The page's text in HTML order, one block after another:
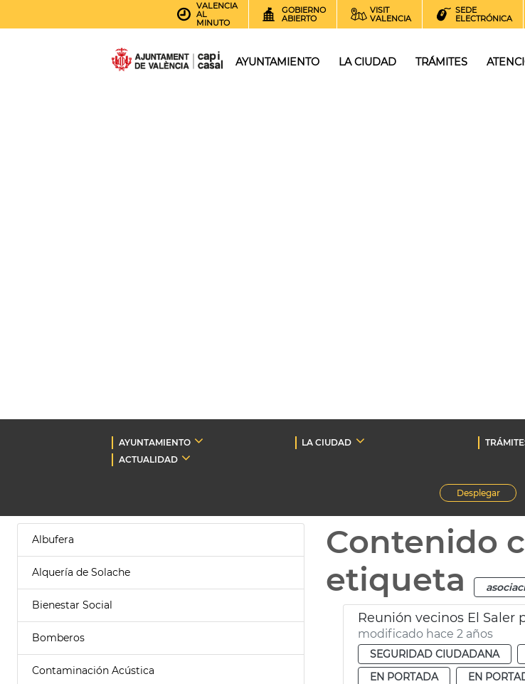
VALENCIA
AL
MINUTO
GOBIERNO
ABIERTO
VISIT
VALENCIA
SEDE
ELECTRÓNICA
AYUNTAMIENTO LA CIUDAD TRÁMITES
AYUNTAMIENTO LA CIUDAD
ACTUALIDAD
Desplegar
Albufera
Alquería de Solache
Bienestar Social
Bomberos
Contaminación Acústica
Contenido
etiqueta
Reunión vecinos El
modificado hace 2 años
SEGURIDAD CIUDADANA
EN PORTADA
EN